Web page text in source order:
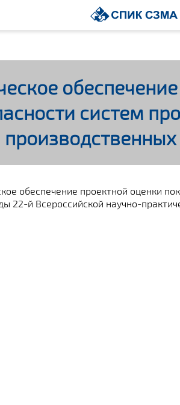
систем
обеспечение проектной оценки
22-й Всероссийской научно-